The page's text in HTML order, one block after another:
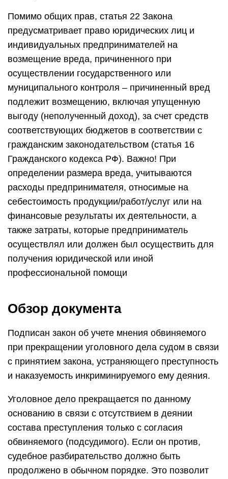
Помимо общих прав, статья 22 Закона
предусматривает право юридических лиц и
индивидуальных предпринимателей на
возмещение вреда, причиненного при
осуществлении государственного или
муниципального контроля – причиненный вред
подлежит возмещению, включая упущенную
выгоду (неполученный доход), за счет средств
соответствующих бюджетов в соответствии с
гражданским законодательством (статья 16
Гражданского кодекса РФ). Важно! При
определении размера вреда, учитываются
расходы предпринимателя, относимые на
себестоимость продукции/работ/услуг или на
финансовые результаты их деятельности, а
также затраты, которые предприниматель
осуществлял или должен был осуществить для
получения юридической или иной
профессиональной помощи
Обзор документа
Подписан закон об учете мнения обвиняемого
при прекращении уголовного дела судом в связи
с принятием закона, устраняющего преступность
и наказуемость инкриминируемого ему деяния.
Уголовное дело прекращается по данному
основанию в связи с отсутствием в деянии
состава преступления только с согласия
обвиняемого (подсудимого). Если он против,
судебное разбирательство должно быть
продолжено в обычном порядке. Это позволит